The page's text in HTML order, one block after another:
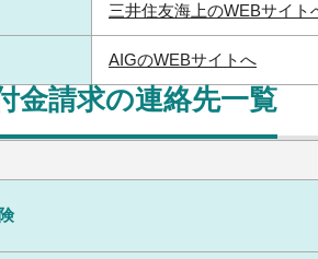
三井住友海上のWEBサイト
AIGのWEBサイトへ
金請求の連絡先一覧